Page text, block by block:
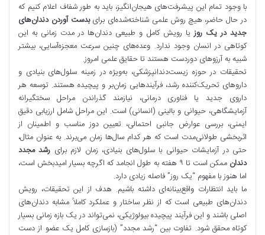
با وجود تمام این پیشرفت‌های هیجان‌انگیز، باید به طور شفاف اعلام کنیم که
در حال حاضر، هیچ روش علمی شناخته‌شده‌ای برای بدست آوردن دندان‌های
جدید در یک روز یا رویش کامل و طبیعی دندان‌ها در مدت زمانی به این
کوتاهی در انسان وجود ندارد. وعده‌های چنین سرعت معجزه‌آسایی، بیشتر
شبیه به آرزوهای دوردست هستند تا حقایق علمی امروز.
تحقیقات در حوزه زیست‌دندانپزشکی، به‌ویژه در زمینه سلول‌های بنیادی و
داروهای تحریک‌کننده رشد، فرآیندهایی زمان‌بر و پیچیده هستند. توسعه هر
داروی جدید یا فناوری درمانی، نیازمند گذراندن مراحل سختگیرانه
آزمایشگاهی، حیوانی و بالینی (انسانی) است. این مراحل شامل ارزیابی دقیق
ایمنی، بررسی عوارض جانبی احتمالی، تعیین دوز مناسب و اطمینان از
اثربخشی طولانی‌مدت است که هر کدام سال‌ها زمان می‌برند. به عنوان مثال،
حتی در آزمایشات حیوانی با سلول‌های بنیادی، زمان لازم برای رشد مجدد
دندان
ممکن است تا ۹ هفته به طول انجامد که اگرچه بسیار امیدبخش است،
اما هنوز با مفهوم “یک روز” فاصله زیادی دارد.
ما باید انتظارات واقع‌بینانه‌ای داشته باشیم. هدف از این تحقیقات، رویش
دندان‌های طبیعی است که از نظر ساختار و عملکرد کاملاً مشابه دندان‌های
اصلی باشند و این فرآیند پیچیده بیولوژیکی، نمی‌تواند در یک بازه زمانی بسیار
کوتاه محقق شود. تفاوت بین “رشد مجدد” (بازسازی کامل یک عضو از دست